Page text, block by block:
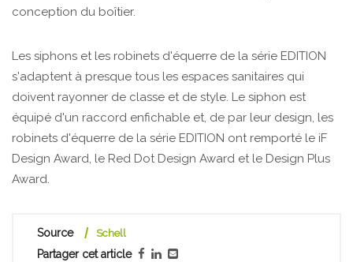
conception du boîtier.
Les siphons et les robinets d'équerre de la série EDITION
s'adaptent à presque tous les espaces sanitaires qui
doivent rayonner de classe et de style. Le siphon est
équipé d'un raccord enfichable et, de par leur design, les
robinets d'équerre de la série EDITION ont remporté le iF
Design Award, le Red Dot Design Award et le Design Plus
Award.
Source Schell
Partager cet article